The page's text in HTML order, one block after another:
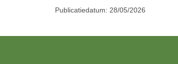
Publicatiedatum: 28/05/2026